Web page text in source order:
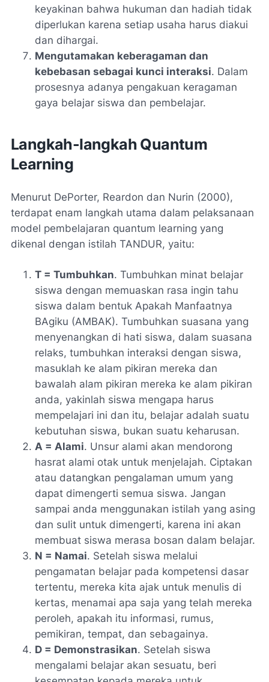
keyakinan bahwa hukuman dan hadiah tidak
diperlukan karena setiap usaha harus diakui
dan dihargai.
Mengutamakan keberagaman dan
kebebasan sebagai kunci interaksi. Dalam
prosesnya adanya pengakuan keragaman
gaya belajar siswa dan pembelajar.
Langkah-langkah Quantum
Learning
Menurut DePorter, Reardon dan Nurin (2000),
terdapat enam langkah utama dalam pelaksanaan
model pembelajaran quantum learning yang
dikenal dengan istilah TANDUR, yaitu:
T = Tumbuhkan. Tumbuhkan minat belajar
siswa dengan memuaskan rasa ingin tahu
siswa dalam bentuk Apakah Manfaatnya
BAgiku (AMBAK). Tumbuhkan suasana yang
menyenangkan di hati siswa, dalam suasana
relaks, tumbuhkan interaksi dengan siswa,
masuklah ke alam pikiran mereka dan
bawalah alam pikiran mereka ke alam pikiran
anda, yakinlah siswa mengapa harus
mempelajari ini dan itu, belajar adalah suatu
kebutuhan siswa, bukan suatu keharusan.
A = Alami. Unsur alami akan mendorong
hasrat alami otak untuk menjelajah. Ciptakan
atau datangkan pengalaman umum yang
dapat dimengerti semua siswa. Jangan
sampai anda menggunakan istilah yang asing
dan sulit untuk dimengerti, karena ini akan
membuat siswa merasa bosan dalam belajar.
N = Namai. Setelah siswa melalui
pengamatan belajar pada kompetensi dasar
tertentu, mereka kita ajak untuk menulis di
kertas, menamai apa saja yang telah mereka
peroleh, apakah itu informasi, rumus,
pemikiran, tempat, dan sebagainya.
D = Demonstrasikan. Setelah siswa
mengalami belajar akan sesuatu, beri